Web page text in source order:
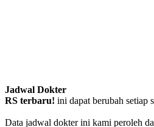
Jadwal Dokter
RS terbaru! ini dapat berubah setiap
Data jadwal dokter ini kami peroleh